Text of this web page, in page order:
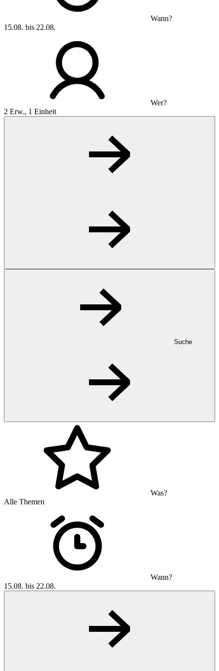
Wann?
15.08. bis 22.08.
Wer?
2 Erw., 1 Einheit
Suche
Was?
Alle Themen
Wann?
15.08. bis 22.08.